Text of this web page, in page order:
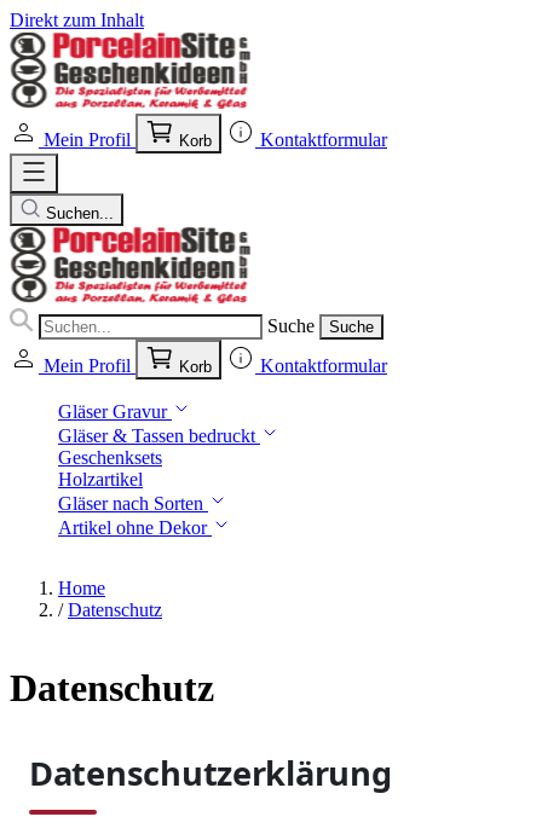
Direkt zum Inhalt
Mein Profil Korb Kontaktformular
Suchen...
Suche Suche
Mein Profil Korb Kontaktformular
Gläser Gravur
Gläser & Tassen bedruckt
Geschenksets
Holzartikel
Gläser nach Sorten
Artikel ohne Dekor
Home
/ Datenschutz
Datenschutz
Datenschutzerklärung